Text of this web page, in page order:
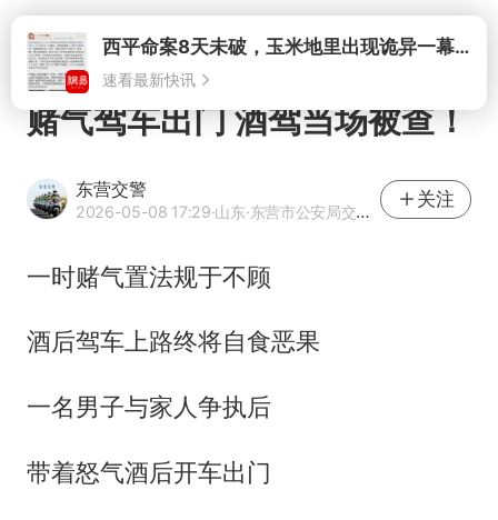
打开
赌气驾车出门 酒驾当场被查！
东营交警
2026-05-08 17:29·山东·东营市公安局交通警察支队官方网易号
关注
一时赌气置法规于不顾
酒后驾车上路终将自食恶果
一名男子与家人争执后
带着怒气酒后开车出门